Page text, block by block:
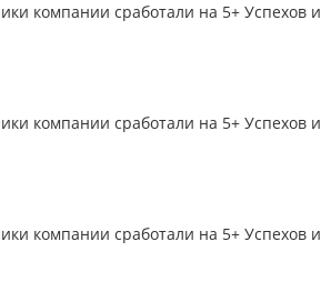
компании сработали на 5+ Успехов и
компании сработали на 5+ Успехов и
компании сработали на 5+ Успехов и